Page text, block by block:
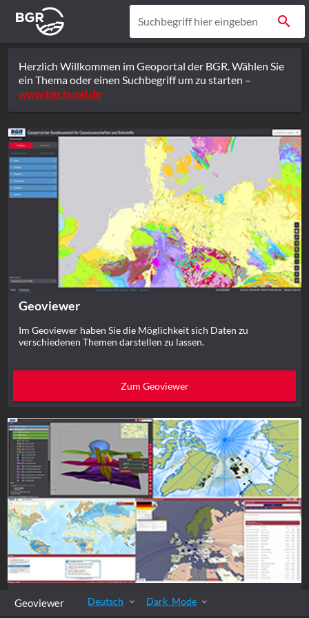
Suchbegriff hier eingeben search
Herzlich Willkommen im Geoportal der BGR. Wählen Sie
ein Thema oder einen Suchbegriff um zu starten –
www.bgr.bund.de
Geoviewer
Im Geoviewer haben Sie die Möglichkeit sich Daten zu
verschiedenen Themen darstellen zu lassen.
Zum Geoviewer
Fachanwendungen
Geoviewer Deutsch Dark_Mode